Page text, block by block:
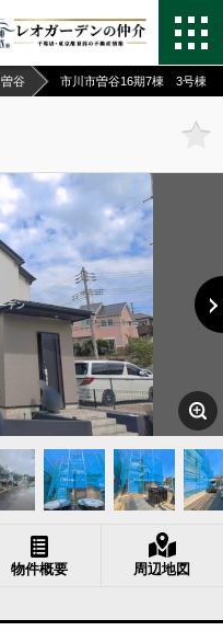
曽谷 市川市曽谷16期7棟 3号棟
物件概要 周辺地図